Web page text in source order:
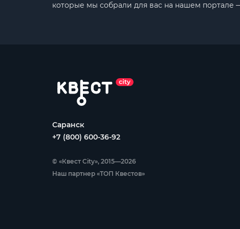
которые мы собрали для вас на нашем портале
Саранск
+7 (800) 600-36-92
© «Квест City», 2015—2026
Наш партнер «ТОП Квестов»